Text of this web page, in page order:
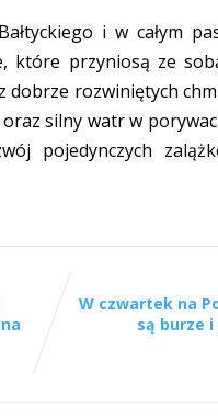
i w całym
które przyniosą ze
rozwiniętych
silny watr w
pojedynczych
W czwartek na
są burze